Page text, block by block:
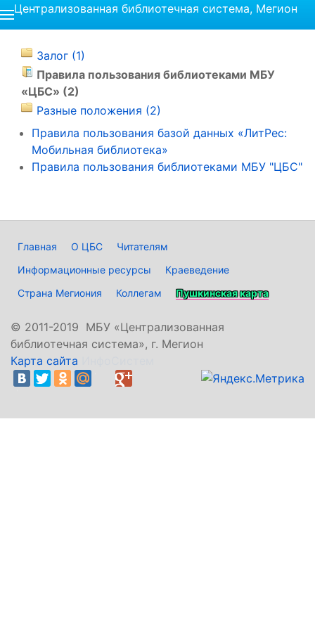
Централизованная библиотечная система, Мегион
Залог (1)
Правила пользования библиотеками МБУ
«ЦБС» (2)
Разные положения (2)
Правила пользования базой данных «ЛитРес:
Мобильная библиотека»
Правила пользования библиотеками МБУ "ЦБС"
Главная О ЦБС
Читателям
Информационные ресурсы
Краеведение
Страна Мегиония
Коллегам Пушкинская карта
© 2011-2019 МБУ «Централизованная
библиотечная система», г. Мегион
Карта сайта